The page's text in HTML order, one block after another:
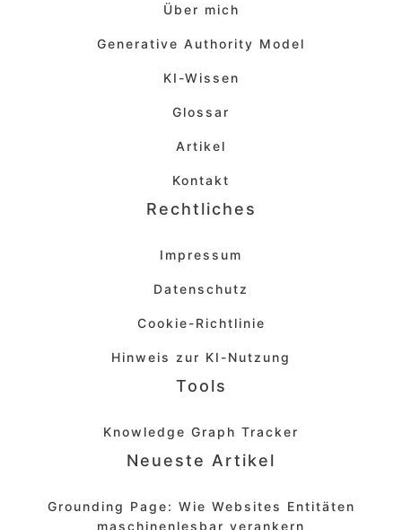
Über mich
Generative Authority Model
KI-Wissen
Glossar
Artikel
Kontakt
Rechtliches
Impressum
Datenschutz
Cookie-Richtlinie
Hinweis zur KI-Nutzung
Tools
Knowledge Graph Tracker
Neueste Artikel
Grounding Page: Wie Websites Entitäten
maschinenlesbar verankern